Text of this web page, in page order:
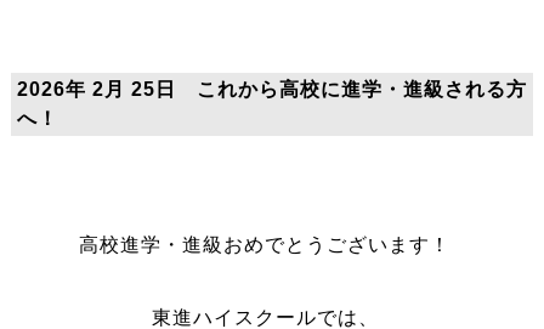
2026年 2月 25日 これから高校に進学・進級される方
へ！
高校進学・進級おめでとうございます！
東進ハイスクールでは、